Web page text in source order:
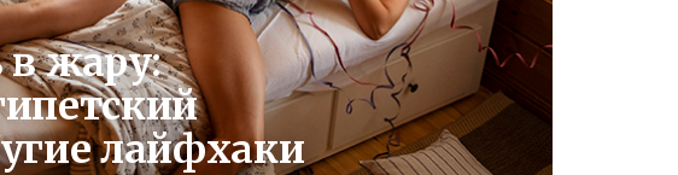
в жару:
лайфхаки